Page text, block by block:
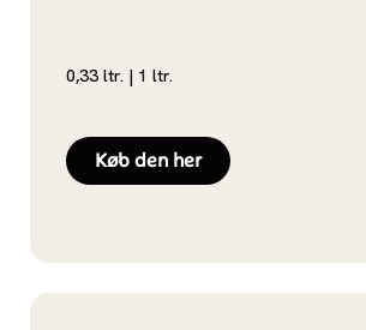
0,33 ltr. | 1 ltr.
Køb den her